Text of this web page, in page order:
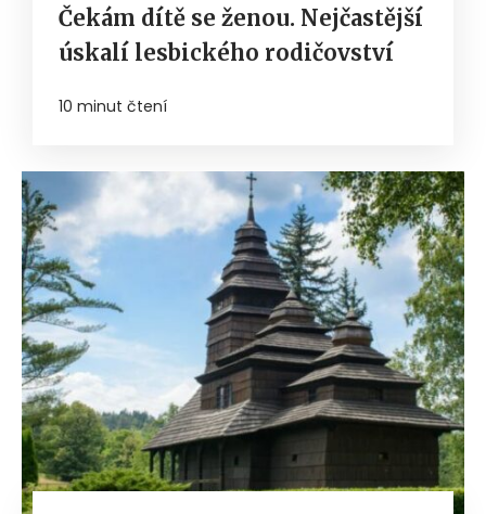
Čekám dítě se ženou. Nejčastější
úskalí lesbického rodičovství
10 minut čtení